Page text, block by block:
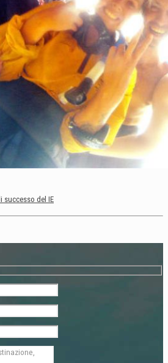
successo del IE